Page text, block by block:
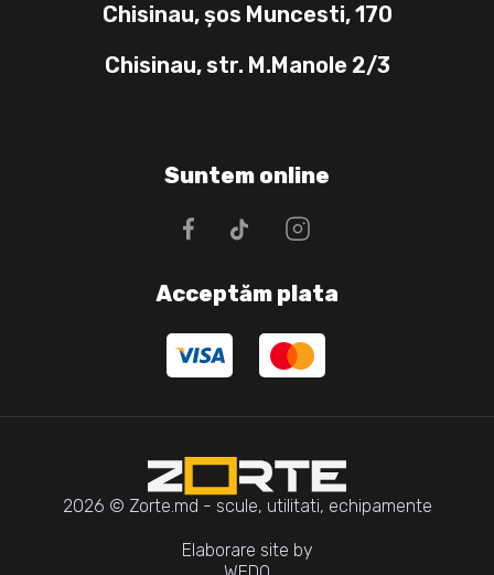
Chisinau, șos Muncesti, 170
Chisinau, str. M.Manole 2/3
Suntem online
Acceptăm plata
2026 © Zorte.md - scule, utilitati, echipamente
Elaborare site by